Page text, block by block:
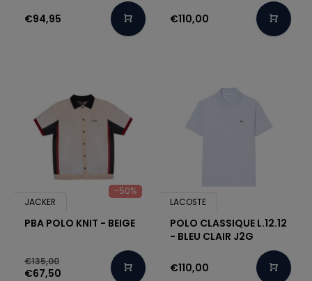
€94,95 €110,00
-50%
JACKER
PBA POLO KNIT - BEIGE
€135,00
€67,50
LACOSTE
POLO CLASSIQUE L.12.12
- BLEU CLAIR J2G
€110,00